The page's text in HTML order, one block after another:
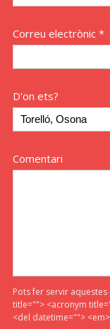
Correu electrònic *
D'on ets?
Comentari
Pots fer servir
title=""> <acronym
<del datetime="">